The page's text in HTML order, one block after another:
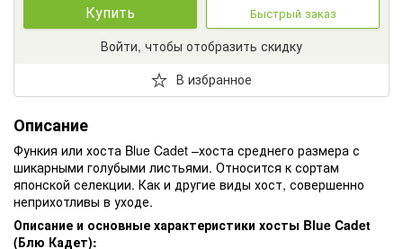
Купить Быстрый заказ
Войти, чтобы отобразить скидку
В избранное
Описание
Функия или хоста Blue Cadet –хоста среднего размера с
шикарными голубыми листьями. Относится к сортам
японской селекции. Как и другие виды хост, совершенно
неприхотливы в уходе.
Описание и основные характеристики хосты Blue Cadet
(Блю Кадет):